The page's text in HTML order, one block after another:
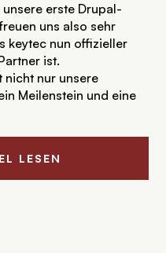
erste Drupal-
uns also sehr
keytec nun offizieller
ist.
nicht nur unsere
Meilenstein und eine
LESEN